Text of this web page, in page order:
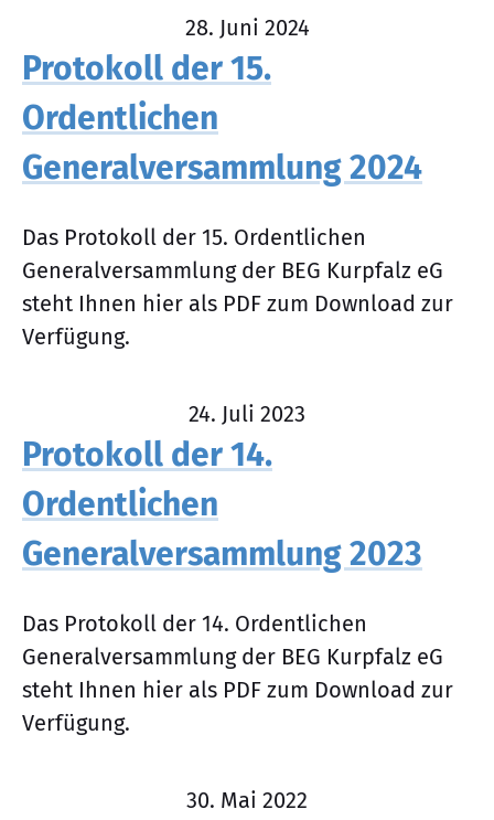
28. Juni 2024
Protokoll der 15.
Ordentlichen
Generalversammlung 2024
Das Protokoll der 15. Ordentlichen
Generalversammlung der BEG Kurpfalz eG
steht Ihnen hier als PDF zum Download zur
Verfügung.
24. Juli 2023
Protokoll der 14.
Ordentlichen
Generalversammlung 2023
Das Protokoll der 14. Ordentlichen
Generalversammlung der BEG Kurpfalz eG
steht Ihnen hier als PDF zum Download zur
Verfügung.
30. Mai 2022